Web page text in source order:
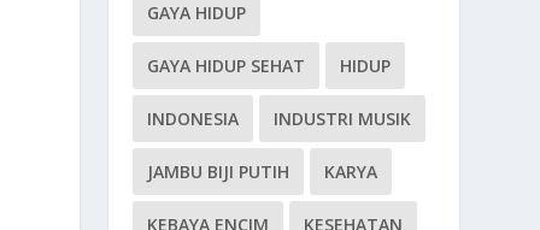
GAYA HIDUP
GAYA HIDUP SEHAT HIDUP
INDONESIA INDUSTRI MUSIK
JAMBU BIJI PUTIH KARYA
KEBAYA ENCIM KESEHATAN